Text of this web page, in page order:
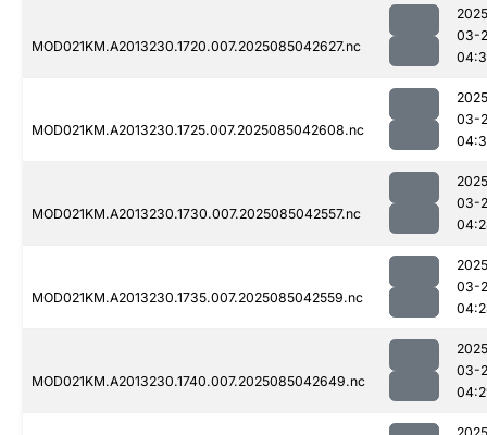
MOD021KM.A2013230.1720.007.2025085042627.nc
03-
MOD021KM.A2013230.1725.007.2025085042608.nc
03-
MOD021KM.A2013230.1730.007.2025085042557.nc
03-
MOD021KM.A2013230.1735.007.2025085042559.nc
03-
MOD021KM.A2013230.1740.007.2025085042649.nc
03-